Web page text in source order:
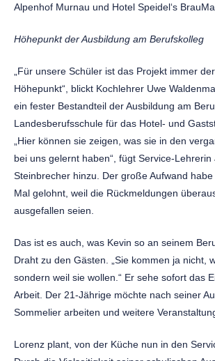
Alpenhof Murnau und Hotel Speidel‘s
Höhepunkt der Ausbildung am Berufskolleg
„Für unsere Schüler ist das Projekt immer
Höhepunkt“, blickt Kochlehrer Uwe
ein fester Bestandteil der Ausbildung am
Landesberufsschule für das Hotel- und
„Hier können sie zeigen, was sie in den
bei uns gelernt haben“, fügt Service-Lehrerin
Steinbrecher hinzu. Der große Aufwand
Mal gelohnt, weil die Rückmeldungen
ausgefallen seien.
Das ist es auch, was Kevin so an seinem
Draht zu den Gästen. „Sie kommen ja nicht,
sondern weil sie wollen.“ Er sehe sofort das
Arbeit. Der 21-Jährige möchte nach seiner
Sommelier arbeiten und weitere
Lorenz plant, von der Küche nun in den